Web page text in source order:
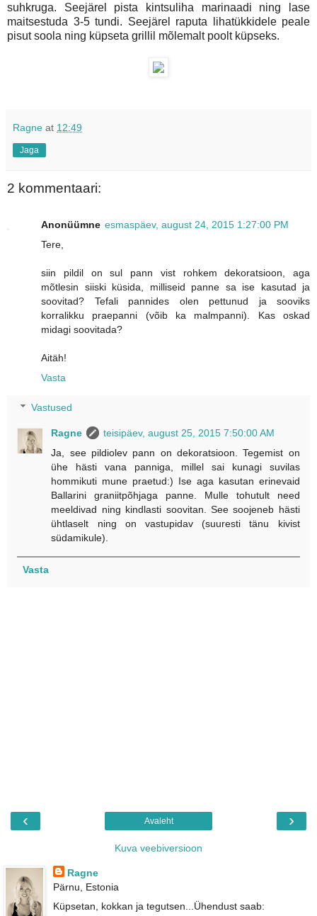
suhkruga. Seejärel pista kintsuliha marinaadi ning lase
maitsestuda 3-5 tundi. Seejärel raputa lihatükkidele peale
pisut soola ning küpseta grillil mõlemalt poolt küpseks.
Ragne at 12:49
Jaga
2 kommentaari:
Anonüümne esmaspäev, august 24, 2015 1:27:00 PM
Tere,
siin pildil on sul pann vist rohkem dekoratsioon, aga
mõtlesin siiski küsida, milliseid panne sa ise kasutad ja
soovitad? Tefali pannides olen pettunud ja sooviks
korralikku praepanni (võib ka malmpanni). Kas oskad
midagi soovitada?
Aitäh!
Vasta
Vastused
Ragne
teisipäev, august 25, 2015 7:50:00 AM
Ja, see pildiolev pann on dekoratsioon. Tegemist on
ühe hästi vana panniga, millel sai kunagi suvilas
hommikuti mune praetud:) Ise aga kasutan erinevaid
Ballarini graniitpõhjaga panne. Mulle tohutult need
meeldivad ning kindlasti soovitan. See soojeneb hästi
ühtlaselt ning on vastupidav (suuresti tänu kivist
südamikule).
Vasta
‹ ›
Avaleht
Kuva veebiversioon
Ragne
Pärnu, Estonia
Küpsetan, kokkan ja tegutsen...Ühendust saab: